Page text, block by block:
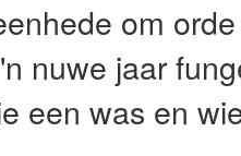
om
nuwe jaar
een was en